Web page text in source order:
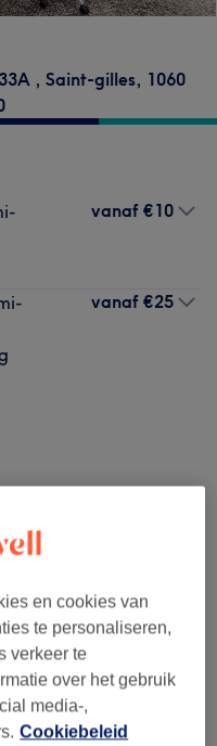
, Saint-gilles, 1060
vanaf €10
vanaf €25
vanaf €10
en cookies van
te personaliseren,
verkeer te
over het gebruik
media-,
Cookiebeleid